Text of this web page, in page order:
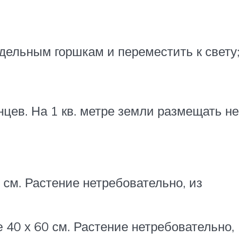
горшкам и переместить к свету;
На 1 кв. метре земли размещать не
Растение нетребовательно, из
х 60 см. Растение нетребовательно,